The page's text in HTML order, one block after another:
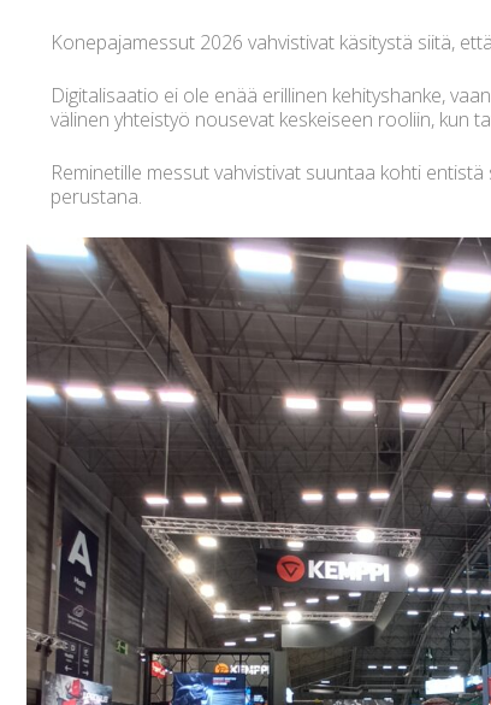
Konepajamessut 2026 vahvistivat käsitystä siitä,
Digitalisaatio ei ole enää erillinen kehityshanke,
välinen yhteistyö nousevat keskeiseen rooliin, kun
Reminetille messut vahvistivat suuntaa kohti
perustana.